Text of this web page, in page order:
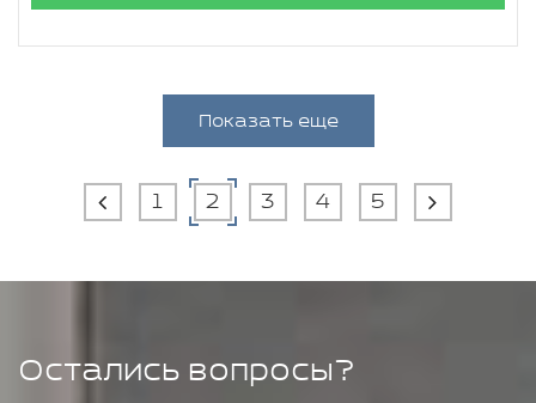
Показать еще
1 2 3 4 5
Остались вопросы?